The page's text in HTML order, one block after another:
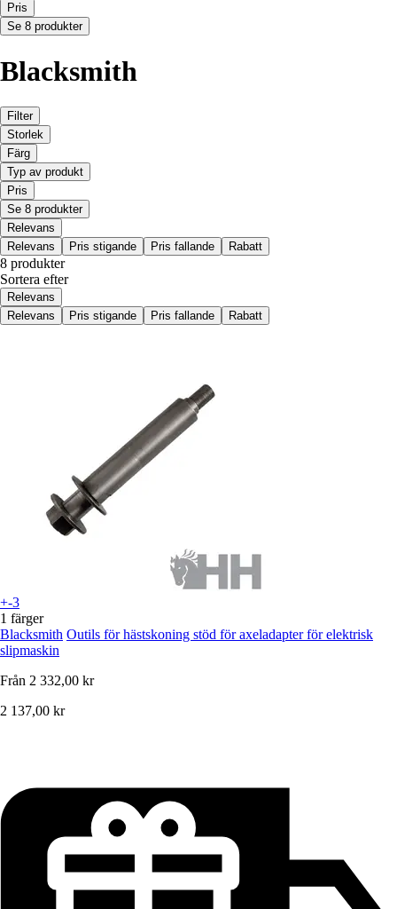
Pris
Se 8 produkter
Blacksmith
Filter
Storlek
Färg
Typ av produkt
Pris
Se 8 produkter
Relevans
Relevans
Pris stigande Pris fallande Rabatt
8 produkter
Sortera efter
Relevans
Relevans
Pris stigande Pris fallande Rabatt
+-3
1 färger
Blacksmith Outils för hästskoning stöd för axeladapter för elektrisk
slipmaskin
Från 2 332,00 kr
2 137,00 kr